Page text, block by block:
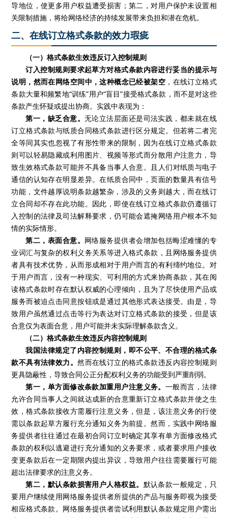
导地位，使更多用户权益遭受损害；第二，对用户保护未设置相
关限制措施，将给网络经济的持续发展带来负担和潜在危机。
二、在线订立格式条款的效力瑕疵
（一）格式条款生效违反订入控制规则
订入控制规则要求起草方对格式条款内容进行妥当的提示与
说明，然而在网络空间中，这种概念已经被架空 ，在线订立格式
条款大量和频繁地“训练”用户“盲目”接受格式条款，而不是对这些
条款产生怀疑或提出协商。实践中表现为：
第一，缺乏合意。 无论立法层面还是司法实践，都未就在线
订立格式条款与纸质合同格式条款进行区分规定。但若将二者完
全等同其实也忽视了有形性带来的限制，因为在线订立格式条款
则可以轻易隐藏或利用图片、视频等形式而分散用户注意力，导
致生效格式条款可能并不具备当事人合意。且人们对纸质与电子
通信的认知存在明显差异。在纸质合同中，页面的数量具有信号
功能，文件越厚说明条款越繁杂，涉及的义务则越大，而在线订
立合同却不存在此功能。因此，即使在线订立格式条款仍遵循订
入控制的法律及司法解释要求，仍可能会遮掩网络用户根本不知
情的实际情形。
第二，表面合意。 网络服务提供者会增加包括晦涩难懂的专
业词汇与复杂的权利义务关系等进入格式条款，且网络服务提供
者具有技术优势，从而形成相对于用户而言的有利缔约地位。对
于用户而言，没有一种现实、可利用的方式来协商条款，其在阅
读格式条款时存在默认权威的心理倾向，且为了尽快使用产品或
服务而被迫点击同意按钮或是通过其他形式表达接受。由是，导
致用户虽然通过点击等行为表达对订立格式条款的接受，但是该
合意仅为表面合意，用户可能并未实际理解条款含义。
（二）格式条款生效违反内容控制规则
我国法律规定了内容控制规则，即不公平、不合理的格式条
款不具有法律效力。然而在线订立的格式条款违反内容控制规则
更具隐蔽性，导致合同公正分配权利义务的功能受到严重削弱。
第一，单方面修改条款加重用户注意义务。 一般而言，法律
允许合同当事人之间就达成新的合意重新订立格式条款并使之生
效，格式条款接收方需履行注意义务，但是，该注意义务的行使
需以条款起草方履行充分通知义务为前提。然而，实践中网络服
务提供者往往通过在最初合同订立时确定其享有单方面修改格式
条款的权利以逃避进行充分通知的义务要求，或者要求用户接收
变更条款后在一定期限内提出异议，导致用户往往需要履行可能
超出法律要求的注意义务。
第二，默认条款损害用户人格权益。 默认条款一般规定，只
要用户继续使用网络服务提供者所提供的产品与服务即视为接受
相应格式条款。网络服务提供者尝试利用默认条款规定用户需出